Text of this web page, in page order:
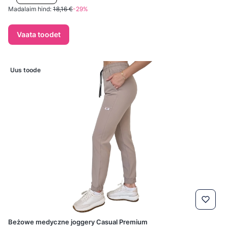
Madalaim hind: 18,16 €-29%
Vaata toodet
Uus toode
Beżowe medyczne joggery Casual Premium